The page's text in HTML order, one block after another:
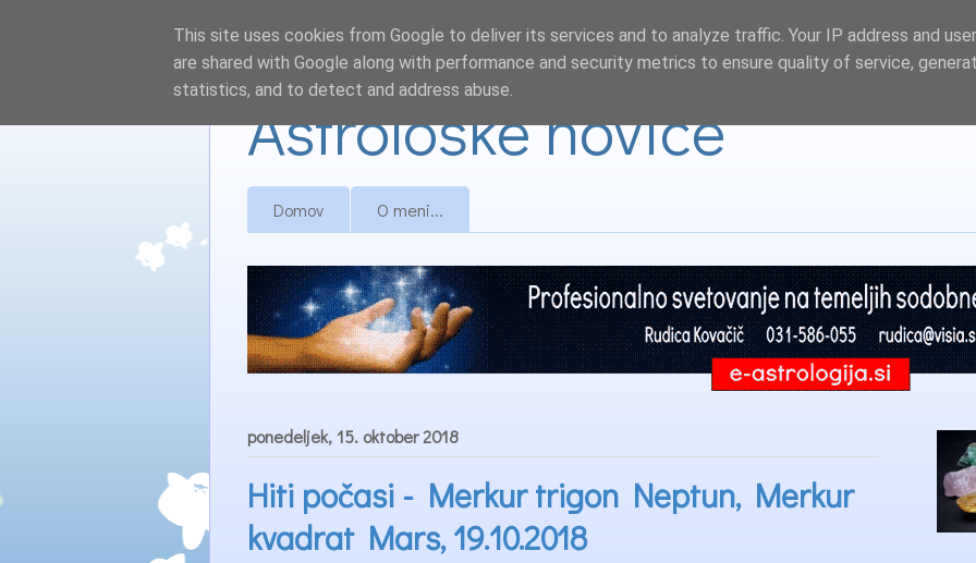
Astrološke novice
Domov O meni...
ponedeljek, 15. oktober 2018
Hiti počasi - Merkur trigon Neptun, Merkur
kvadrat Mars, 19.10.2018
This site uses cookies from Google to deliver its services and to analyze traffic. Your IP address and
are shared with Google along with performance and security metrics to ensure quality of service,
statistics, and to detect and address abuse.